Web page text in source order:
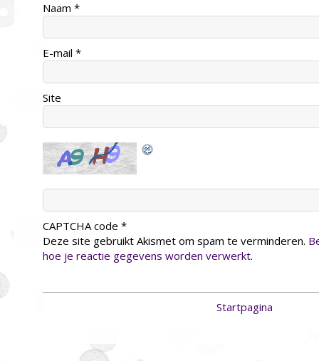
Naam *
E-mail *
Site
CAPTCHA code *
Deze site gebruikt Akismet om spam te verminderen.
hoe je reactie gegevens worden verwerkt.
Startpagina